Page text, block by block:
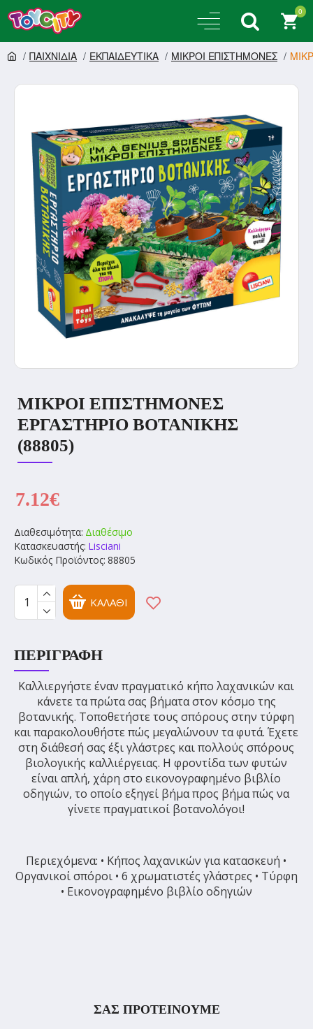
0
ΠΑΙΧΝΙΔΙΑ ΕΚΠΑΙΔΕΥΤΙΚΑ ΜΙΚΡΟΙ ΕΠΙΣΤΗΜΟΝΕΣ
ΜΙΚΡΟΙ ΕΠΙΣΤΗΜΟΝΕΣ
ΕΡΓΑΣΤΗΡΙΟ ΒΟΤΑΝΙΚΗΣ
(88805)
Διαθεσιμότητα: Διαθέσιμο
Κατασκευαστής: Lisciani
Κωδικός Προϊόντος: 88805
7.12€
ΚΑΛΆΘΙ
ΠΕΡΙΓΡΑΦΉ
Καλλιεργήστε έναν πραγματικό κήπο λαχανικών και
κάνετε τα πρώτα σας βήματα στον κόσμο της
βοτανικής. Τοποθετήστε τους σπόρους στην τύρφη
και παρακολουθήστε πώς μεγαλώνουν τα φυτά. Έχετε
στη διάθεσή σας έξι γλάστρες και πολλούς σπόρους
βιολογικής καλλιέργειας. Η φροντίδα των φυτών
είναι απλή, χάρη στο εικονογραφημένο βιβλίο
οδηγιών, το οποίο εξηγεί βήμα προς βήμα πώς να
γίνετε πραγματικοί βοτανολόγοι!
Περιεχόμενα: • Κήπος λαχανικών για κατασκευή •
Οργανικοί σπόροι • 6 χρωματιστές γλάστρες • Τύρφη
• Εικονογραφημένο βιβλίο οδηγιών
ΣΑΣ ΠΡΟΤΕΙΝΟΥΜΕ